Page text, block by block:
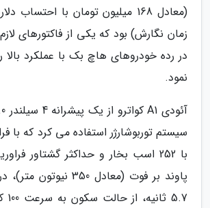
زمان نگارش) بود که یکی از فاکتورهای
در رده خودروهای هاچ بک با عملکرد
نمود.
سیستم توربوشارژر استفاده می کرد که با
پاوند بر فوت (معادل 350